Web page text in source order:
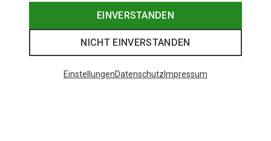
EINVERSTANDEN
NICHT EINVERSTANDEN
EinstellungenDatenschutz Impressum